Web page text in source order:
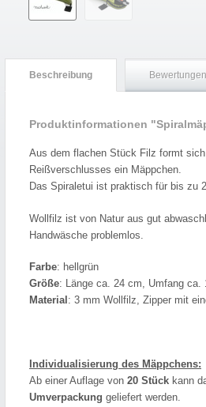
Beschreibung
Produktinformationen
Aus dem flachen Stück Filz formt
Reißverschlusses ein Mäppchen.
Das Spiraletui ist praktisch für bis zu
Wollfilz ist von Natur aus gut
Handwäsche problemlos.
Farbe: hellgrün
Größe: Länge ca. 24 cm, Umfang ca.
Material : 3 mm Wollfilz, Zipper mit
Individualisierung des Mäppchens:
Ab einer Auflage von 20 Stück kann
Umverpackung geliefert werden.